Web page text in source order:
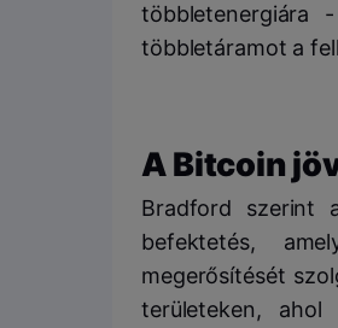
többletáramot a
A Bitcoin
Bradford szerint
befektetés,
megerősítését
területeken, ahol